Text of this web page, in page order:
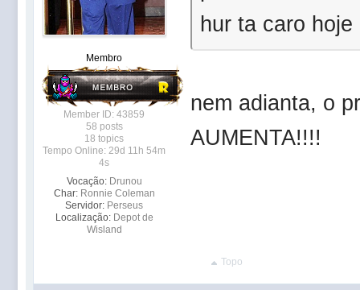
Membro
Member ID: 43859
58 posts
18 topics
Tempo Online: 29d 11h 54m
4s
Vocação: Drunou
Char: Ronnie Coleman
Servidor: Perseus
Localização: Depot de
Wisland
hur ta caro hoje
nem adianta, o
AUMENTA!!!!
Topo